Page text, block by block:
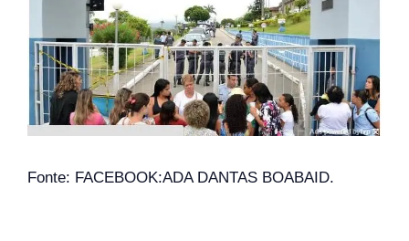
Fonte: FACEBOOK:ADA DANTAS BOABAID.